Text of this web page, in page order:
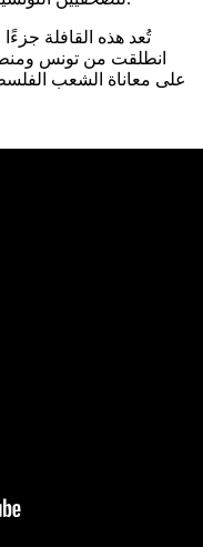
تُعد هذه القافلة
انطلقت من تونس
على معاناة الشعب